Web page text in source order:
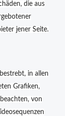
die aus
jener Seite.
in allen
Grafiken,
von